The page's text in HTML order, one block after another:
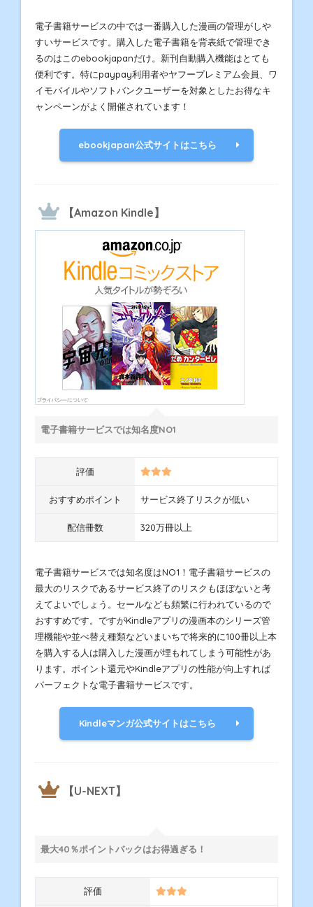
電子書籍サービスの中では一番購入した漫画の管理がしや
すいサービスです。購入した電子書籍を背表紙で管理でき
るのはこのebookjapanだけ。新刊自動購入機能はとても
便利です。特にpaypay利用者やヤフープレミアム会員、ワ
イモバイルやソフトバンクユーザーを対象としたお得なキ
ャンペーンがよく開催されています！
ebookjapan公式サイトはこちら
【Amazon Kindle】
電子書籍サービスでは知名度NO1
評価
おすすめポイント サービス終了リスクが低い
配信冊数 320万冊以上
電子書籍サービスでは知名度はNO1！電子書籍サービスの
最大のリスクであるサービス終了のリスクもほぼないと考
えてよいでしょう。セールなども頻繁に行われているので
おすすめです。ですがKindleアプリの漫画本のシリーズ管
理機能や並べ替え種類などいまいちで将来的に100冊以上本
を購入する人は購入した漫画が埋もれてしまう可能性があ
ります。ポイント還元やKindleアプリの性能が向上すれば
パーフェクトな電子書籍サービスです。
Kindleマンガ公式サイトはこちら
【U-NEXT】
最大40％ポイントバックはお得過ぎる！
評価